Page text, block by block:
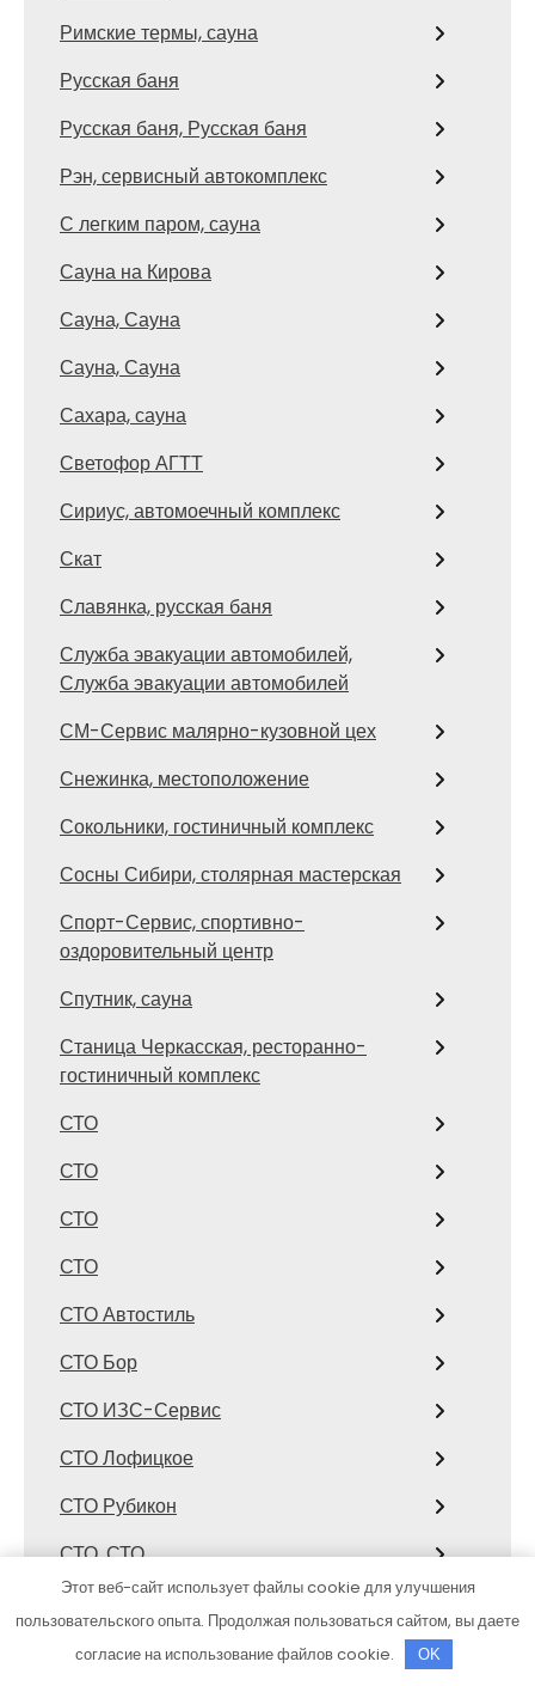
Римские термы, сауна
Русская баня
Русская баня, Русская баня
Рэн, сервисный автокомплекс
С легким паром, сауна
Сауна на Кирова
Сауна, Сауна
Сауна, Сауна
Сахара, сауна
Светофор АГТТ
Сириус, автомоечный комплекс
Скат
Славянка, русская баня
Служба эвакуации автомобилей,
Служба эвакуации автомобилей
СМ-Сервис малярно-кузовной цех
Снежинка, местоположение
Сокольники, гостиничный комплекс
Сосны Сибири, столярная мастерская
Спорт-Сервис, спортивно-
оздоровительный центр
Спутник, сауна
Станица Черкасская, ресторанно-
гостиничный комплекс
СТО
СТО
СТО
СТО
СТО Автостиль
СТО Бор
СТО ИЗС-Сервис
СТО Лофицкое
СТО Рубикон
СТО, СТО
СТО, СТО
Страйк
Этот веб-сайт использует файлы cookie для улучшения
пользовательского опыта. Продолжая пользоваться сайтом, вы даете
согласие на использование файлов cookie.
OK